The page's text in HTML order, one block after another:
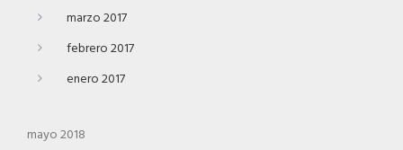
marzo 2017
febrero 2017
enero 2017
mayo 2018